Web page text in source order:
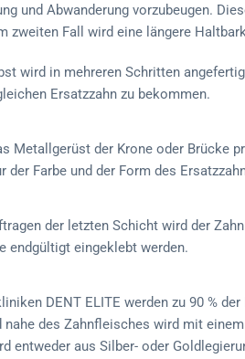
und Abwanderung vorzubeugen.
zweiten Fall wird eine längere
wird in mehreren Schritten
Ersatzzahn zu bekommen.
Metallgerüst der Krone oder Brücke
der Farbe und der Form des
der letzten Schicht wird der
endgültigt eingeklebt werden.
DENT ELITE werden zu 90 %
nahe des Zahnfleisches wird mit
entweder aus Silber- oder